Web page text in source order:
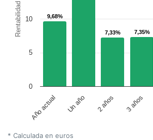
Rentabilidad 9,68%
9,68%
7,33%
7,33% 7,35%
7,35%
Año actual Un año 2 años 3 años
0
5
10
* Calculada en euros